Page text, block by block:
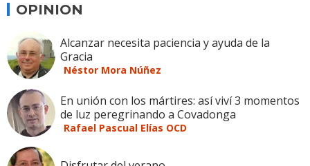
OPINION
Alcanzar necesita paciencia y ayuda de la
Gracia
Néstor Mora Núñez
En unión con los mártires: así viví 3 momentos
de luz peregrinando a Covadonga
Rafael Pascual Elías OCD